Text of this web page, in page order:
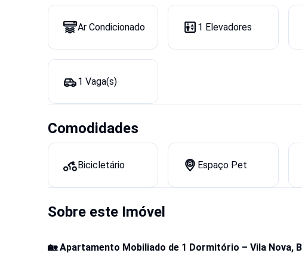
Ar Condicionado 1 Elevadores
1 Vaga(s)
Comodidades
Bicicletário Espaço Pet
Sobre este Imóvel
🏡 Apartamento Mobiliado de 1 Dormitório – Vila Nova,